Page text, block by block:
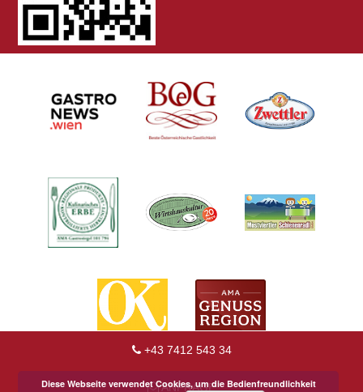
+43 7412 543 34
ANFRAGE
Diese Webseite verwendet Cookies, um die Bedienfreundlichkeit